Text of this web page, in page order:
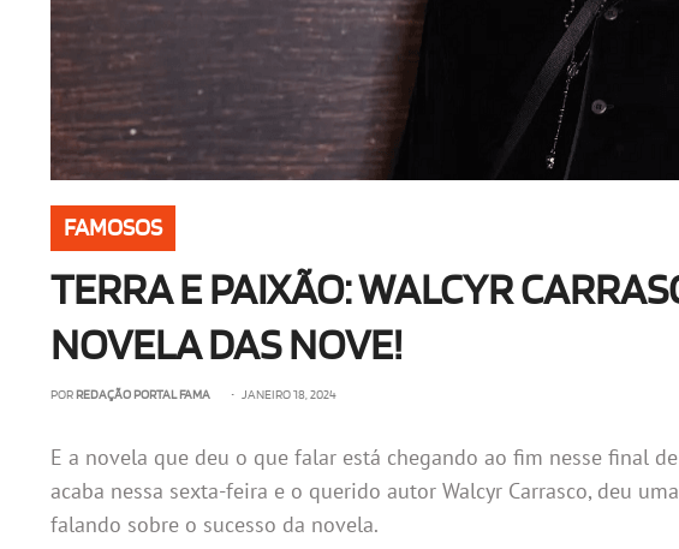
FAMOSOS
TERRA E PAIXÃO: WALCYR
NOVELA DAS NOVE!
POR REDAÇÃO PORTAL FAMA • JANEIRO 18, 2024
E a novela que deu o que falar está chegando ao fim nesse final de
acaba nessa sexta-feira e o querido autor Walcyr Carrasco, deu
falando sobre o sucesso da novela.